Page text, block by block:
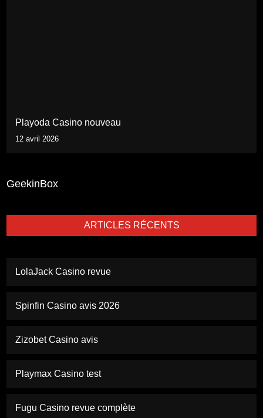
Playoda Casino nouveau
12 avril 2026
GeekinBox
ARTICLES RÉCENTS
LolaJack Casino revue
Spinfin Casino avis 2026
Zizobet Casino avis
Playmax Casino test
Fugu Casino revue complète